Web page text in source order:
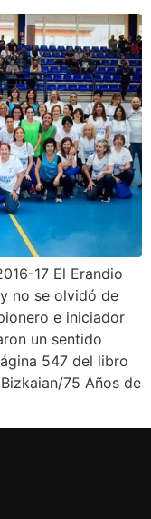
17 El Erandio
no se olvidó de
e iniciador
un sentido
547 del libro
75 Años de